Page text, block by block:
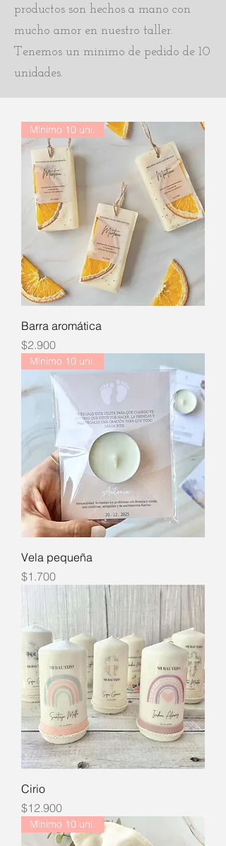
productos son hechos a mano con
mucho amor en nuestro taller.
Tenemos un minimo de pedido de 10
unidades.
Mínimo 10 uni.
Barra aromática
Precio
$2.900
Mínimo 10 uni.
Vela pequeña
Precio
$1.700
Cirio
Precio
$12.900
Mínimo 10 uni.